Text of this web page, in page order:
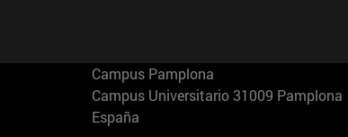
Campus Pamplona
Campus Universitario 31009 Pamplona
España